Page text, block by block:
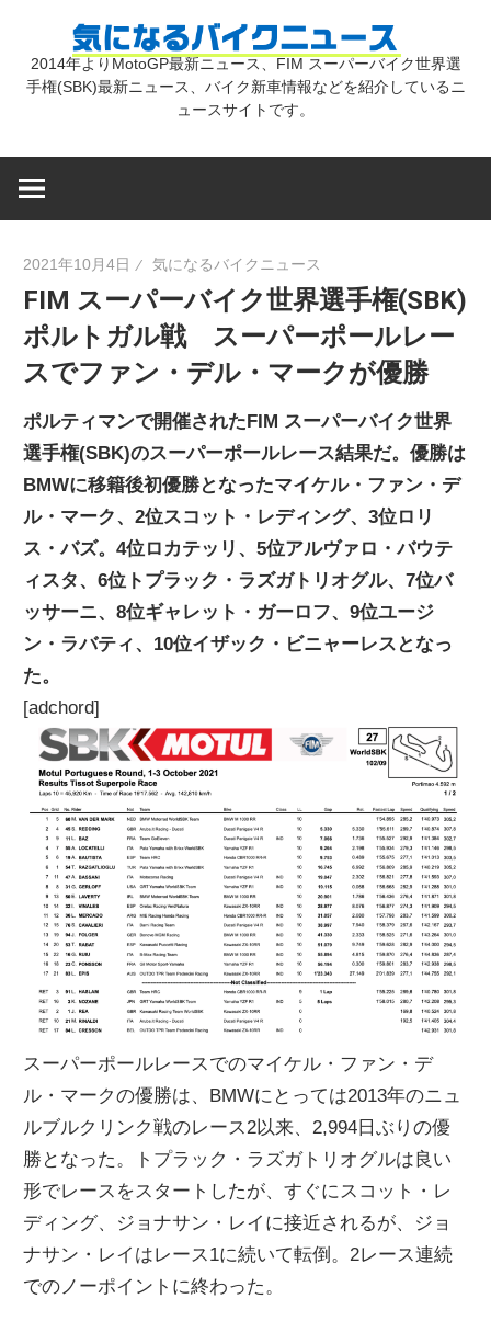
気
バ
イ
ク
ニ
ュ
ー
ス
2014年よりMotoGP最新ニュース、FIM スーパーバイク世界選
手権(SBK)最新ニュース、バイク新車情報などを紹介しているニ
ュースサイトです。
2021年10月4日 気になるバイクニュース
FIM スーパーバイク世界選手権(SBK)
ポルトガル戦 スーパーポールレー
スでファン・デル・マークが優勝
ポルティマンで開催されたFIM スーパーバイク世界
選手権(SBK)のスーパーポールレース結果だ。優勝は
BMWに移籍後初優勝となったマイケル・ファン・デ
ル・マーク、2位スコット・レディング、3位ロリ
ス・バズ。4位ロカテッリ、5位アルヴァロ・バウテ
ィスタ、6位トプラック・ラズガトリオグル、7位バ
ッサーニ、8位ギャレット・ガーロフ、9位ユージ
ン・ラバティ、10位イザック・ビニャーレスとなっ
た。
[adchord]
スーパーポールレースでのマイケル・ファン・デ
ル・マークの優勝は、BMWにとっては2013年のニュ
ルブルクリンク戦のレース2以来、2,994日ぶりの優
勝となった。トプラック・ラズガトリオグルは良い
形でレースをスタートしたが、すぐにスコット・レ
ディング、ジョナサン・レイに接近されるが、ジョ
ナサン・レイはレース1に続いて転倒。2レース連続
でのノーポイントに終わった。